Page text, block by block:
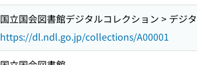
国立国会図書館デジタルコレクション > デジ
https://dl.ndl.go.jp/collections/A00001